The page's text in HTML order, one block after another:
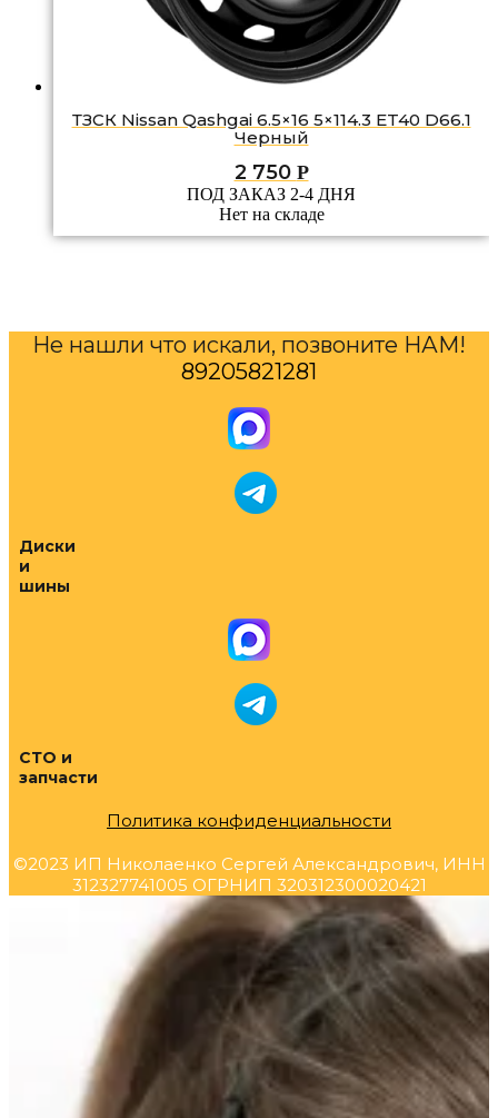
ТЗСК Nissan Qashgai 6.5×16 5×114.3 ET40 D66.1
Черный
2 750 Р
ПОД ЗАКАЗ 2-4 ДНЯ
Нет на складе
Не нашли что искали, позвоните НАМ!
89205821281
Диски
и
шины
СТО и
запчасти
Политика конфиденциальности
©2023 ИП Николаенко Сергей Александрович, ИНН
312327741005 ОГРНИП 320312300020421